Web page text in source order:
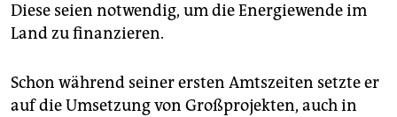
Diese seien notwendig, um die Energiewende im
Land zu finanzieren.
Schon während seiner ersten Amtszeiten setzte er
auf die Umsetzung von Großprojekten, auch in